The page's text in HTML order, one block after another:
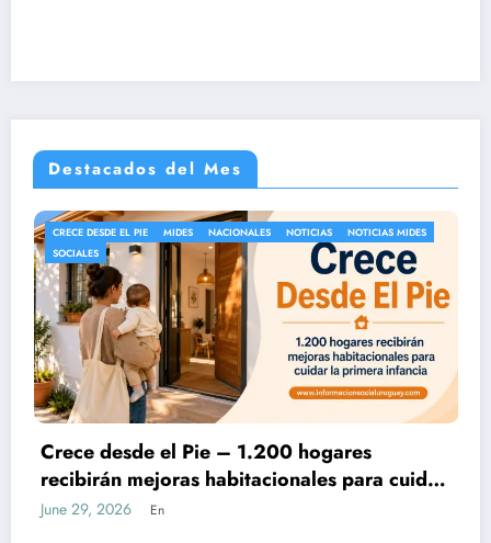
Destacados del Mes
DESDE EL PIE MIDES NACIONALES NOTICIAS
NOTICIAS MIDES
el Pie – 1.200 hogares
mejoras habitacionales para cuidar
infancia
2026 En